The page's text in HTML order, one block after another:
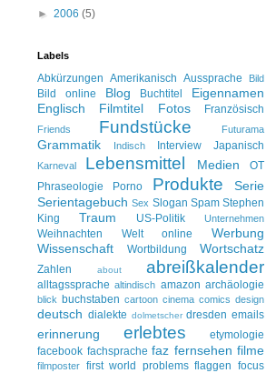
► 2006 (5)
Labels
Abkürzungen Amerikanisch Aussprache Bild
Bild online Blog Buchtitel
Eigennamen
Englisch
Filmtitel Fotos Französisch
Friends Fundstücke Futurama
Grammatik Indisch Interview Japanisch
Karneval Lebensmittel Medien
OT
Phraseologie
Porno Produkte
Serie
Serientagebuch Sex Slogan Spam Stephen
King
Traum US-Politik Unternehmen
Weihnachten Welt online
Werbung
Wissenschaft
Wortbildung Wortschatz
Zahlen about abreißkalender
alltagssprache altindisch amazon archäologie
blick buchstaben cartoon cinema comics design
deutsch dialekte dolmetscher dresden emails
erinnerung erlebtes
etymologie
facebook fachsprache faz fernsehen filme
filmposter first world problems flaggen focus